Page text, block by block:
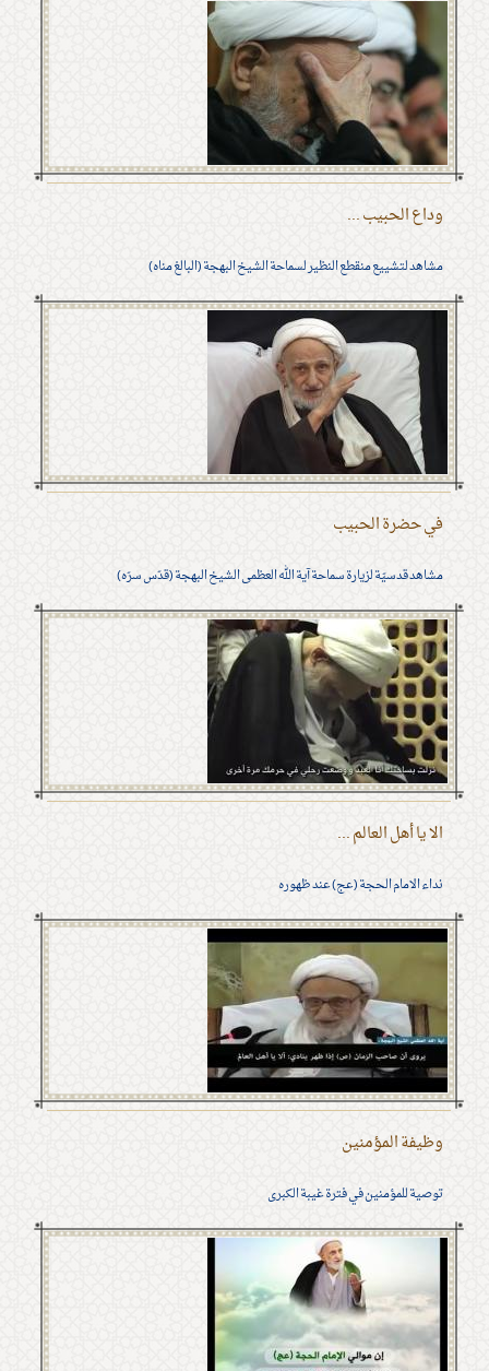
وداع الحبيب ...
مشاهد لتشييع منقطع النظير لسماحة الشيخ البهجة (البالغ مناه)
في حضرة الحبيب
مشاهد قدسيّة لزيارة سماحة آية الله العظمى الشيخ البهجة (قدّس سرّه)
الا يا أهل العالم ...
نداء الامام الحجة (عج) عند ظهوره
وظيفة المؤمنين
توصية للمؤمنين في فترة غيبة الكبرى